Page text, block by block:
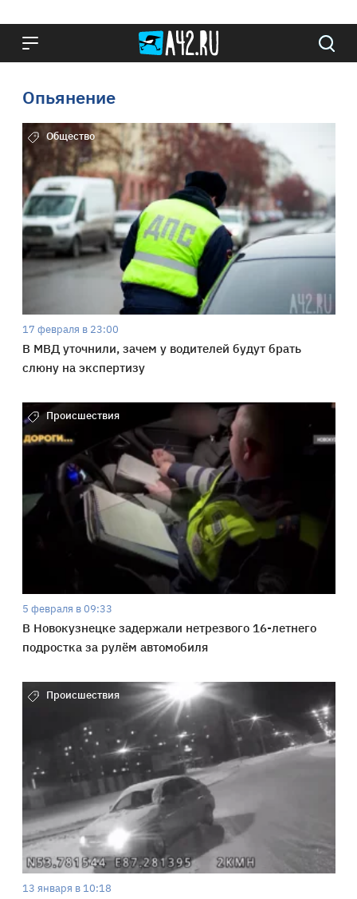
Опьянение
Общество
17 февраля в 23:00
В МВД уточнили, зачем у водителей будут брать
слюну на экспертизу
Происшествия
5 февраля в 09:33
В Новокузнецке задержали нетрезвого 16-летнего
подростка за рулём автомобиля
Происшествия
13 января в 10:18